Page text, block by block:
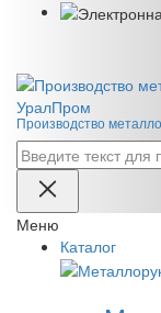
УралПром
Производство
Меню
Каталог